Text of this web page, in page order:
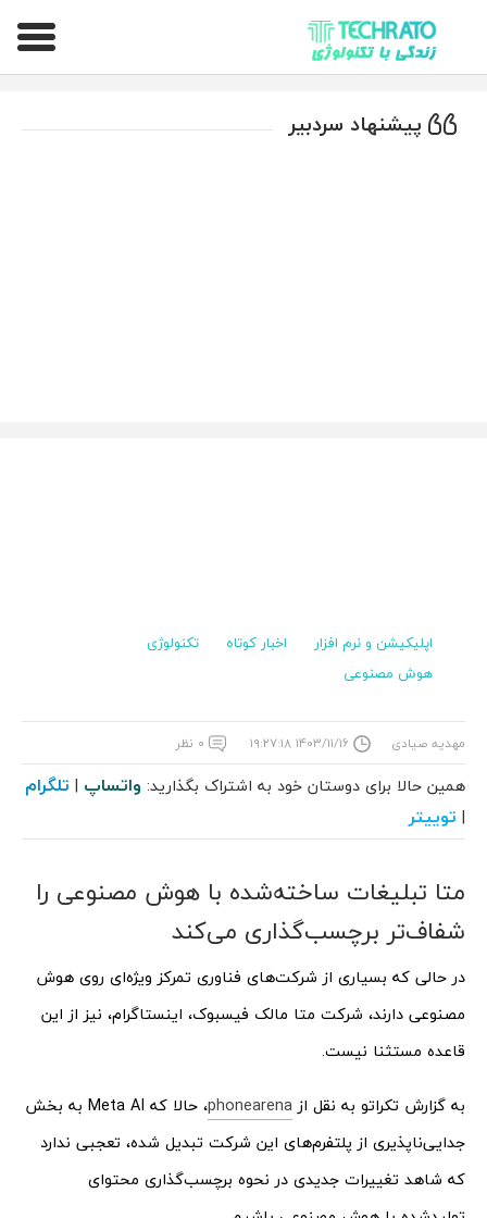
تکراتو – زندگی با تکنولوژی
پیشنهاد سردبیر
اپلیکیشن و نرم افزار اخبار کوتاه
تکنولوژی
هوش مصنوعی
مهدیه صیادی ۱۴۰۳/۱۱/۱۶ ۱۹:۲۷:۱۸ ۰ نظر
همین حالا برای دوستان خود به اشتراک بگذارید: واتساپ | تلگرام
| توییتر
متا تبلیغات ساخته‌شده با هوش مصنوعی را
شفاف‌تر برچسب‌گذاری می‌کند
در حالی که بسیاری از شرکت‌های فناوری تمرکز ویژه‌ای روی هوش
مصنوعی دارند، شرکت متا مالک فیسبوک، اینستاگرام، نیز از این
قاعده مستثنا نیست.
به گزارش تکراتو به نقل از phonearena
، حالا که Meta AI به بخش
جدایی‌ناپذیری از پلتفرم‌های این شرکت تبدیل شده، تعجبی ندارد
که شاهد تغییرات جدیدی در نحوه برچسب‌گذاری محتوای